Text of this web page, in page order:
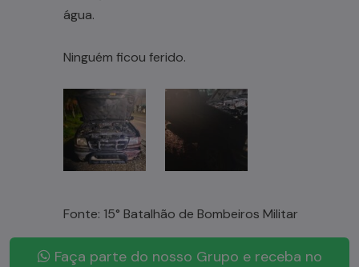
água.
Ninguém ficou ferido.
Fonte: 15° Batalhão de Bombeiros Militar
Faça parte do nosso Grupo e receba no